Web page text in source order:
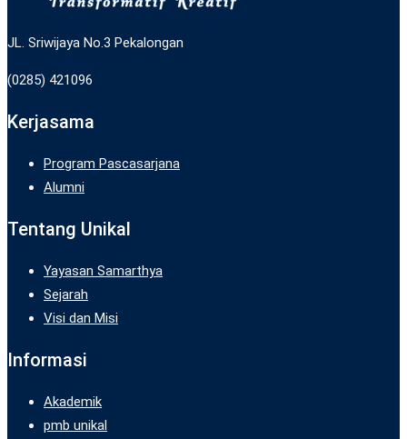
JL. Sriwijaya No.3 Pekalongan
(0285) 421096
Kerjasama
Program Pascasarjana
Alumni
Tentang Unikal
Yayasan Samarthya
Sejarah
Visi dan Misi
Informasi
Akademik
pmb unikal